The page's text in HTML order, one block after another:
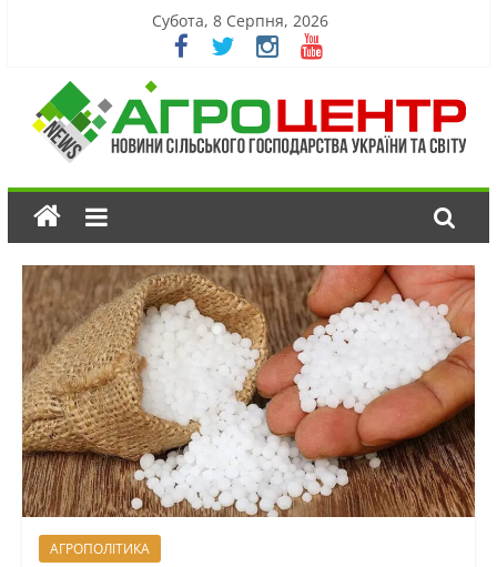
Субота, 8 Серпня, 2026
АГРОПОЛІТИКА